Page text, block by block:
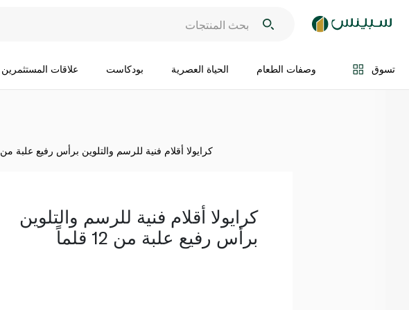
تسوق وصفات الطعام الحياة العصرية بودكاست علاقات المستثمرين
اضف الى السلة
كرايولا أقلام فنية للرسم والتلوين برأس رفيع علبة من 12 قلماً
كرايولا أقلام فنية للرسم والتلوين
برأس رفيع علبة من 12 قلماً